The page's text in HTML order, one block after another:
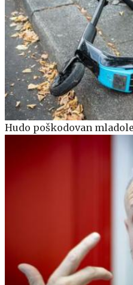
Hudo poškodovan